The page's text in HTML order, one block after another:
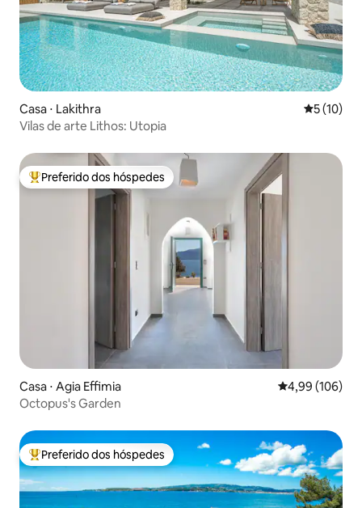
Casa ⋅ Lakithra 5 de uma
5 (10)
Vilas de arte Lithos: Utopia
Entre os melhores preferidos dos hóspedes
Preferido dos hóspedes
Casa ⋅ Agia Effimia 4,99 de uma
4,99 (106)
Octopus's Garden
Entre os melhores preferidos dos hóspedes
Preferido dos hóspedes